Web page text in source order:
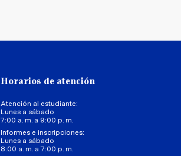
Horarios de atención
Atención al estudiante:
Lunes a sábado
7:00 a. m. a 9:00 p. m.
Informes e inscripciones:
Lunes a sábado
8:00 a. m. a 7:00 p. m.